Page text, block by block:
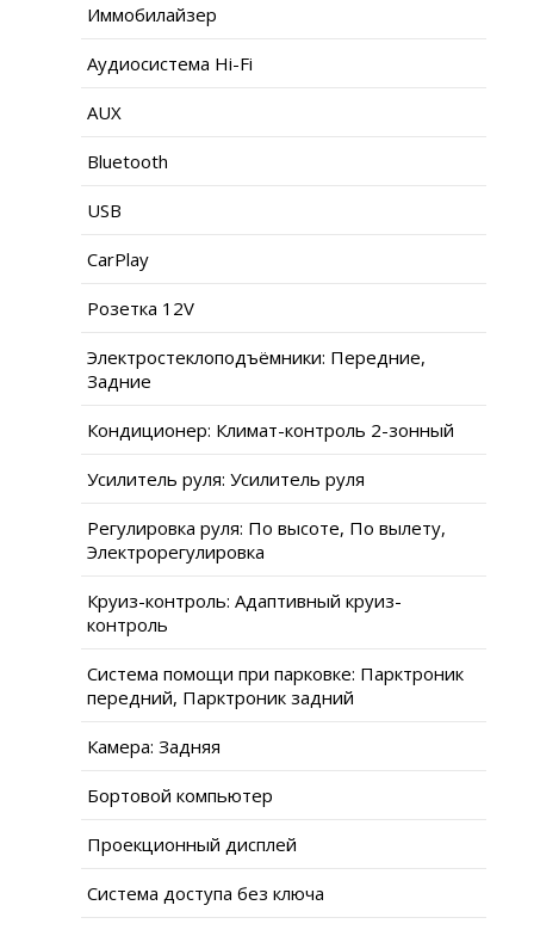
Иммобилайзер
Аудиосистема Hi-Fi
AUX
Bluetooth
USB
CarPlay
Розетка 12V
Электростеклоподъёмники: Передние,
Задние
Кондиционер: Климат-контроль 2-зонный
Усилитель руля: Усилитель руля
Регулировка руля: По высоте, По вылету,
Электрорегулировка
Круиз-контроль: Адаптивный круиз-
контроль
Система помощи при парковке: Парктроник
передний, Парктроник задний
Камера: Задняя
Бортовой компьютер
Проекционный дисплей
Система доступа без ключа